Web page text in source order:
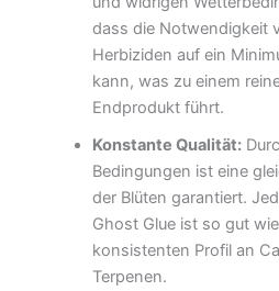
dass die Notwendigkeit
Herbiziden auf ein
kann, was zu einem
Endprodukt führt.
Konstante Qualität:
Bedingungen ist eine
der Blüten garantiert.
Ghost Glue ist so gut
konsistenten Profil an
Terpenen.